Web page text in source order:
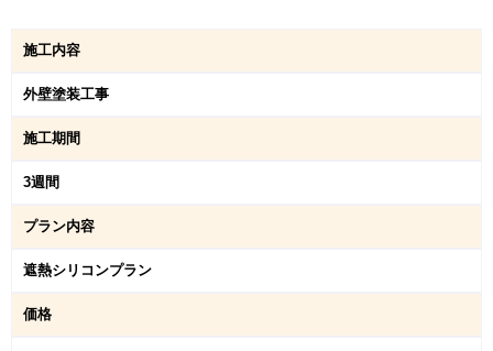
施工内容
外壁塗装工事
施工期間
3週間
プラン内容
遮熱シリコンプラン
価格